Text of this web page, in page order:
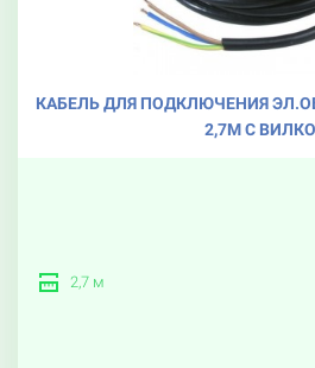
КАБЕЛЬ ДЛЯ ПОДКЛЮЧЕНИЯ
2,7М С
2,7 м